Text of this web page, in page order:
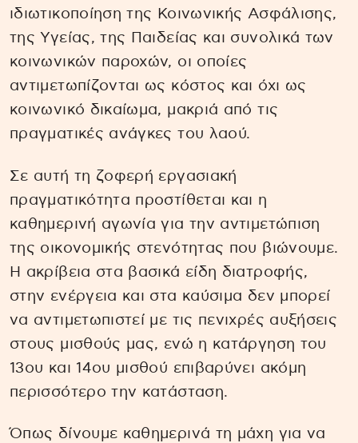
ιδιωτικοποίηση της Κοινωνικής Ασφάλισης,
της Υγείας, της Παιδείας και συνολικά των
κοινωνικών παροχών, οι οποίες
αντιμετωπίζονται ως κόστος και όχι ως
κοινωνικό δικαίωμα, μακριά από τις
πραγματικές ανάγκες του λαού.
Σε αυτή τη ζοφερή εργασιακή
πραγματικότητα προστίθεται και η
καθημερινή αγωνία για την αντιμετώπιση
της οικονομικής στενότητας που βιώνουμε.
Η ακρίβεια στα βασικά είδη διατροφής,
στην ενέργεια και στα καύσιμα δεν μπορεί
να αντιμετωπιστεί με τις πενιχρές αυξήσεις
στους μισθούς μας, ενώ η κατάργηση του
13ου και 14ου μισθού επιβαρύνει ακόμη
περισσότερο την κατάσταση.
Όπως δίνουμε καθημερινά τη μάχη για να